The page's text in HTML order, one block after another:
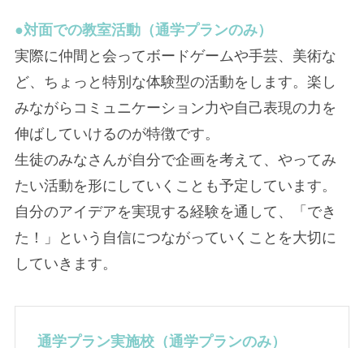
●対面での教室活動（通学プランのみ）
実際に仲間と会ってボードゲームや手芸、美術な
ど、ちょっと特別な体験型の活動をします。楽し
みながらコミュニケーション力や自己表現の力を
伸ばしていけるのが特徴です。
生徒のみなさんが自分で企画を考えて、やってみ
たい活動を形にしていくことも予定しています。
自分のアイデアを実現する経験を通して、「でき
た！」という自信につながっていくことを大切に
していきます。
通学プラン実施校（通学プランのみ）